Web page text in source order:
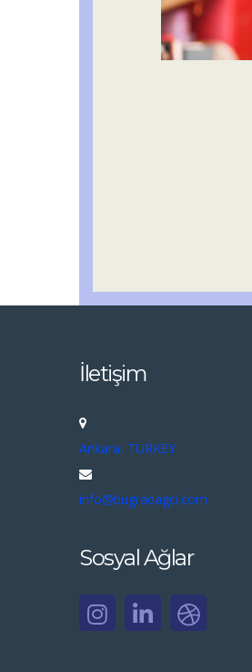
İletişim
Ankara, TURKEY
info@bugradagci.com
Sosyal Ağlar